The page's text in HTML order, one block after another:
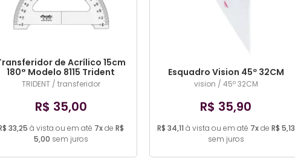
de Acrílico 15cm
180° Modelo 8115 Trident
TRIDENT / transferidor
R$ 35,00
33,25 à vista ou em até 7xde R$
5,00 sem juros
Esquadro Vision 45º 32CM
vision / 45º 32CM
R$ 35,90
R$ 34,11 à vista ou em até 7xde R$ 5,13
sem juros